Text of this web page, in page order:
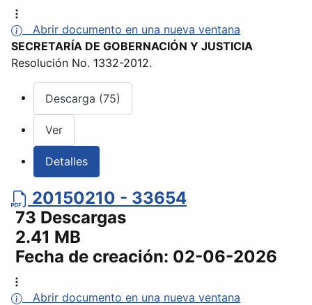
Abrir documento en una nueva ventana
SECRETARÍA DE GOBERNACIÓN Y JUSTICIA
Resolución No. 1332-2012.
Descarga (75)
Ver
Detalles
20150210 - 33654
73 Descargas
2.41 MB
Fecha de creación: 02-06-2026
Abrir documento en una nueva ventana